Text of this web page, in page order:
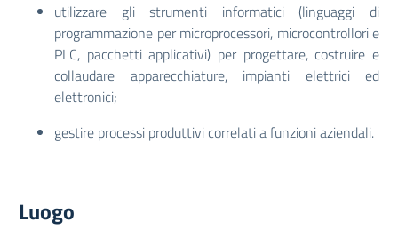
utilizzare gli strumenti informatici (linguaggi di
programmazione per microprocessori, microcontrollori e
PLC, pacchetti applicativi) per progettare, costruire e
collaudare apparecchiature, impianti elettrici ed
elettronici;
gestire processi produttivi correlati a funzioni aziendali.
Luogo